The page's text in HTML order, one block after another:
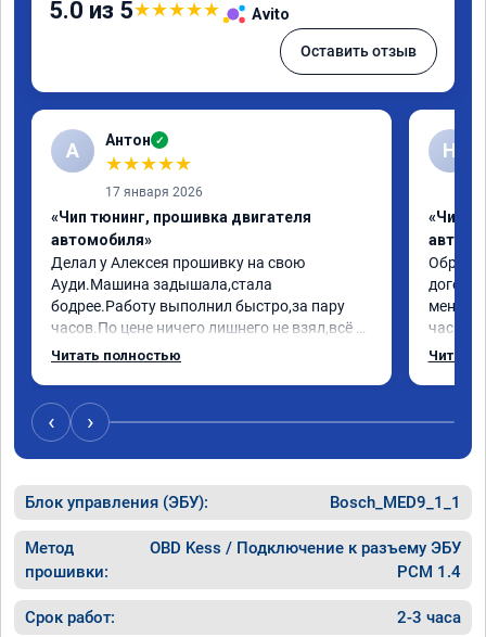
5.0 из 5★★★★★ Avito
Оставить отзыв
А Антон ✓
★★★★★
17 января 2026
«Чип тюнинг, прошивка двигателя
автомобиля»
Делал у Алексея прошивку на свою
Ауди.Машина задышала,стала
бодрее.Работу выполнил быстро,за пару
часов.По цене ничего лишнего не взял,всё
как договаривались заранее.После работы
случае поломки авто.Однозначно
рекомендую Алексея как грамотного
специалиста!
Читать полностью
Н
«Чип
меня
час
Арман
Читать
‹ ›
Блок управления (ЭБУ): Bosch_MED9_1_1
Метод
прошивки:
OBD Kess / Подключение к разъему ЭБУ
PCM 1.4
Срок работ: 2-3 часа